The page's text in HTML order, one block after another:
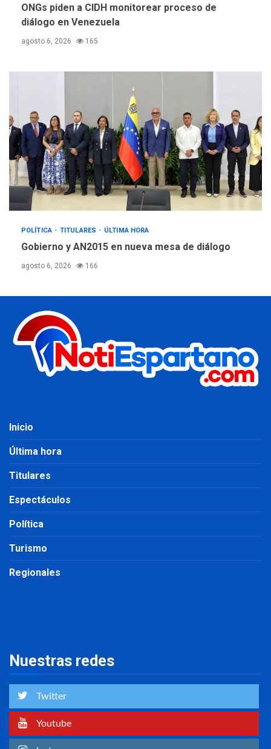
ONGs piden a CIDH monitorear proceso de
diálogo en Venezuela
agosto 6, 2026 165
POLÍTICA TITULARES ÚLTIMA HORA
Gobierno y AN2015 en nueva mesa de diálogo
agosto 6, 2026 166
Inicio
Última hora
Titulares
Espectáculos
Política
Turismo
Regionales
Nuestras redes
Twitter
Youtube